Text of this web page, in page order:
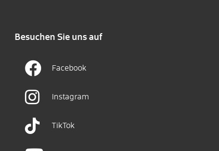
Besuchen Sie uns auf
Facebook
Instagram
TikTok